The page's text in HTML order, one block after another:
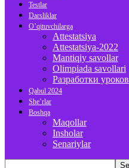
Testlar
Darsliklar
O’qituvchilarga
Attestatsiya
Attestatsiya-2022
Mantiqiy savollar
Olimpiada savollari
Разработки уроков
Qabul 2024
She’rlar
Boshqa
Maqollar
Insholar
Senariylar